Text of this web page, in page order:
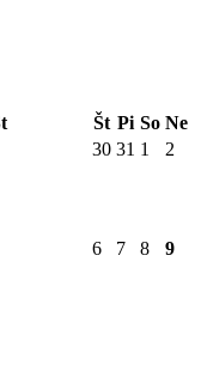
Št Pi So Ne
30 31 1 2
6 7 8 9